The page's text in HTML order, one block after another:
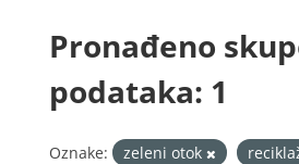
Pronađeno
podataka: 1
Oznake: zeleni otok